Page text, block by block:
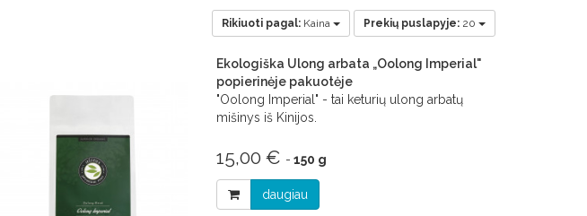
Rikiuoti pagal: Kaina Prekių puslapyje: 20
Ekologiška Ulong arbata „Oolong Imperial"
popierinėje pakuotėje
"Oolong Imperial" - tai keturių ulong arbatų
mišinys iš Kinijos.
15,00 € - 150 g
daugiau